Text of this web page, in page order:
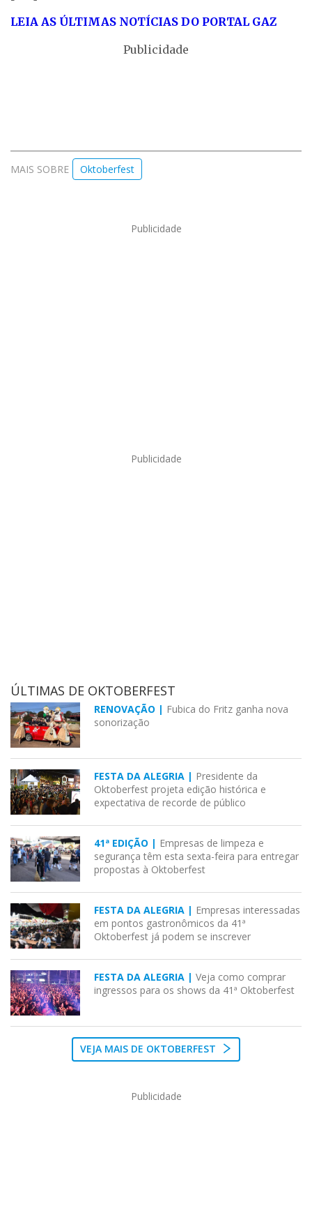
LEIA AS ÚLTIMAS NOTÍCIAS DO PORTAL GAZ
Publicidade
MAIS SOBRE Oktoberfest
Publicidade
Publicidade
ÚLTIMAS DE OKTOBERFEST
RENOVAÇÃO | Fubica do Fritz ganha nova
sonorização
FESTA DA ALEGRIA | Presidente da
Oktoberfest projeta edição histórica e
expectativa de recorde de público
41ª EDIÇÃO | Empresas de limpeza e
segurança têm esta sexta-feira para entregar
propostas à Oktoberfest
FESTA DA ALEGRIA | Empresas interessadas
em pontos gastronômicos da 41ª
Oktoberfest já podem se inscrever
FESTA DA ALEGRIA | Veja como comprar
ingressos para os shows da 41ª Oktoberfest
VEJA MAIS DE OKTOBERFEST
Publicidade